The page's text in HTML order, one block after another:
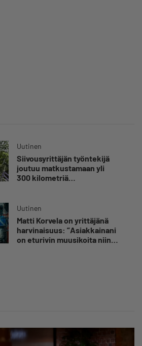
Uutinen
Siivousyrittäjän työntekijä
joutuu matkustamaan yli
300 kilometriä
Uutinen
Matti Korvela on yrittäjänä
harvinaisuus: ”Asiakkainani
on eturivin muusikoita niin